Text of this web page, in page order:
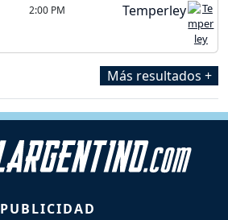
2:00 PM Temperley
Más resultados +
PUBLICIDAD